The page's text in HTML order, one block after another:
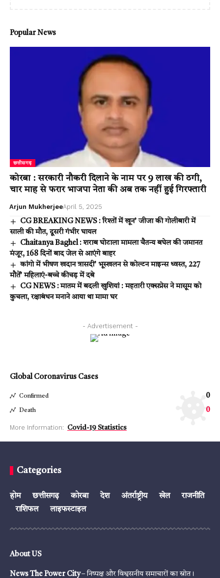
Popular News
छत्तीसगढ़
कोरबा : सरकारी नौकरी दिलाने के नाम पर 9 लाख की ठगी,
चार माह से फरार भाजपा नेता की अब तक नहीं हुई गिरफ्तारी
Arjun MukherjeeApril 5, 2025
CG BREAKING NEWS : रिश्तों में खून’ जीजा की गोलीबारी में
साली की मौत, दूसरी गंभीर घायल
Chaitanya Baghel : शराब घोटाला मामला चैतन्य बघेल की जमानत
मंजूर, 168 दिनों बाद जेल से आएंगे बाहर
कांगो में भीषण खदान त्रासदी’ भूस्खलन से कोल्टन माइन्स ध्वस्त, 227
मौतें’ महिलाएं-बच्चे कीचड़ में दबे
CG NEWS : मातम में बदली खुशियां : महतारी एक्सप्रेस ने मासूम को
कुचला, रक्षाबंधन मनाने आया था मामा घर
- Advertisement -
Global Coronavirus Cases
Confirmed 0
Death 0
More Information: Covid-19 Statistics
Categories
होम छत्तीसगढ़ कोरबा देश अंतर्राष्ट्रीय खेल
राजनीति
राशिफल
लाइफस्टाइल
About US
News The Power City– निष्पक्ष और विश्वसनीय समाचारों का स्रोत।